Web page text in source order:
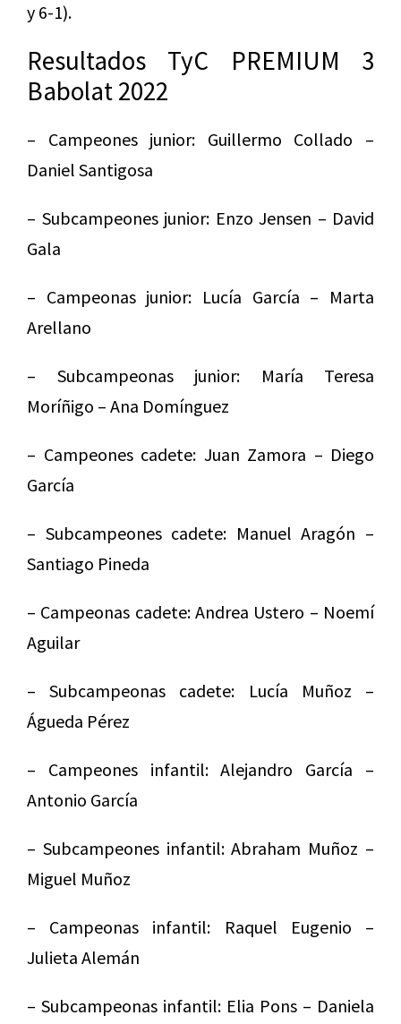
y 6-1).
Resultados TyC PREMIUM 3
Babolat 2022
– Campeones junior: Guillermo Collado –
Daniel Santigosa
– Subcampeones junior: Enzo Jensen – David
Gala
– Campeonas junior: Lucía García – Marta
Arellano
– Subcampeonas junior: María Teresa
Moríñigo – Ana Domínguez
– Campeones cadete: Juan Zamora – Diego
García
– Subcampeones cadete: Manuel Aragón –
Santiago Pineda
– Campeonas cadete: Andrea Ustero – Noemí
Aguilar
– Subcampeonas cadete: Lucía Muñoz –
Águeda Pérez
– Campeones infantil: Alejandro García –
Antonio García
– Subcampeones infantil: Abraham Muñoz –
Miguel Muñoz
– Campeonas infantil: Raquel Eugenio –
Julieta Alemán
– Subcampeonas infantil: Elia Pons – Daniela